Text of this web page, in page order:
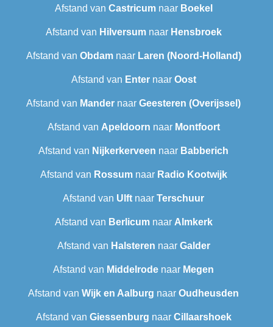
Afstand van Castricumnaar Boekel
Afstand van Hilversumnaar Hensbroek
Afstand van Obdamnaar Laren (Noord-Holland)
Afstand van Enternaar Oost
Afstand van Mander naar Geesteren (Overijssel)
Afstand van Apeldoorn naar Montfoort
Afstand van Nijkerkerveen naar Babberich
Afstand van Rossumnaar Radio Kootwijk
Afstand van Ulft naar Terschuur
Afstand van Berlicumnaar Almkerk
Afstand van Halsteren naar Galder
Afstand van Middelrode naar Megen
Afstand van Wijk en Aalburg naar Oudheusden
Afstand van Giessenburg naar Cillaarshoek